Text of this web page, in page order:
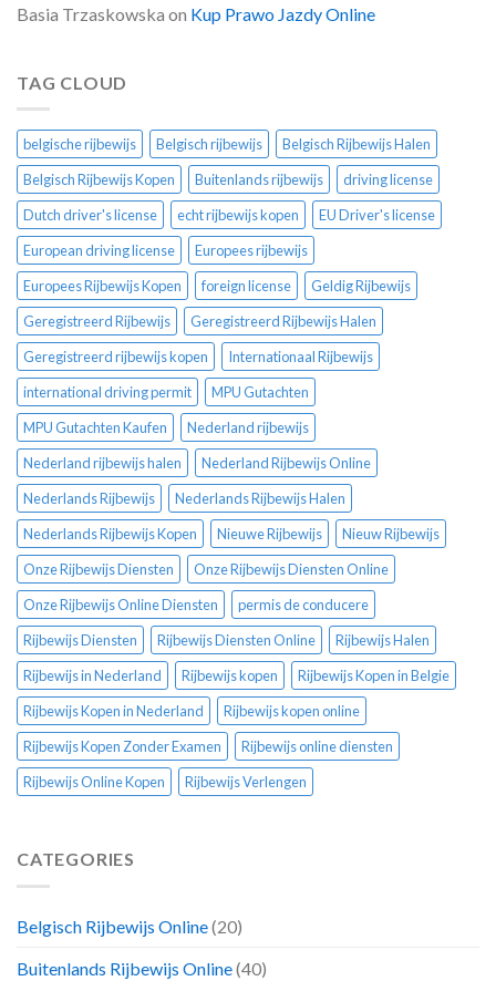
Basia Trzaskowska on Kup Prawo Jazdy Online
TAG CLOUD
belgische rijbewijs Belgisch rijbewijs
Belgisch Rijbewijs Halen
Belgisch Rijbewijs Kopen
Buitenlands rijbewijs
driving license
Dutch driver's license
echt rijbewijs kopen
EU Driver's license
European driving license
Europees rijbewijs
Europees Rijbewijs Kopen
foreign license
Geldig Rijbewijs
Geregistreerd Rijbewijs
Geregistreerd Rijbewijs Halen
Geregistreerd rijbewijs kopen
Internationaal Rijbewijs
international driving permit
MPU Gutachten
MPU Gutachten Kaufen
Nederland rijbewijs
Nederland rijbewijs halen
Nederland Rijbewijs Online
Nederlands Rijbewijs
Nederlands Rijbewijs Halen
Nederlands Rijbewijs Kopen
Nieuwe Rijbewijs
Nieuw Rijbewijs
Onze Rijbewijs Diensten
Onze Rijbewijs Diensten Online
Onze Rijbewijs Online Diensten
permis de conducere
Rijbewijs Diensten
Rijbewijs Diensten Online
Rijbewijs Halen
Rijbewijs in Nederland
Rijbewijs kopen
Rijbewijs Kopen in Belgie
Rijbewijs Kopen in Nederland
Rijbewijs kopen online
Rijbewijs Kopen Zonder Examen
Rijbewijs online diensten
Rijbewijs Online Kopen
Rijbewijs Verlengen
CATEGORIES
Belgisch Rijbewijs Online(20)
Buitenlands Rijbewijs Online(40)